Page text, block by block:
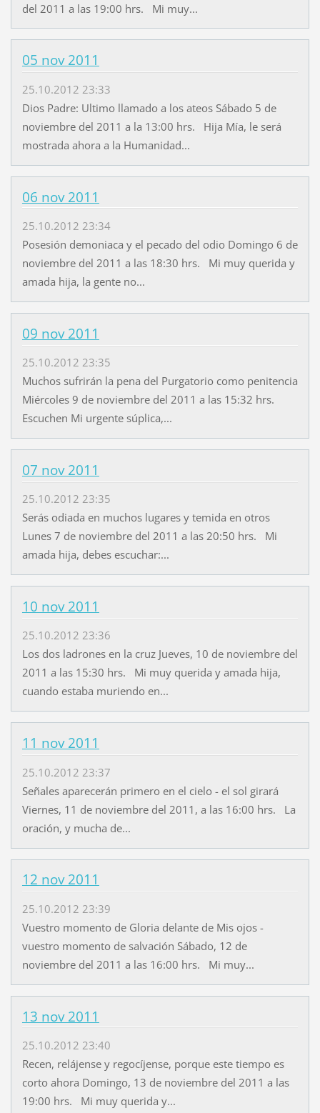
del 2011 a las 19:00 hrs. Mi muy...
05 nov 2011
25.10.2012 23:33
Dios Padre: Ultimo llamado a los ateos Sábado 5 de
noviembre del 2011 a la 13:00 hrs. Hija Mía, le será
mostrada ahora a la Humanidad...
06 nov 2011
25.10.2012 23:34
Posesión demoniaca y el pecado del odio Domingo 6 de
noviembre del 2011 a las 18:30 hrs. Mi muy querida y
amada hija, la gente no...
09 nov 2011
25.10.2012 23:35
Muchos sufrirán la pena del Purgatorio como penitencia
Miércoles 9 de noviembre del 2011 a las 15:32 hrs.
Escuchen Mi urgente súplica,...
07 nov 2011
25.10.2012 23:35
Serás odiada en muchos lugares y temida en otros
Lunes 7 de noviembre del 2011 a las 20:50 hrs. Mi
amada hija, debes escuchar:...
10 nov 2011
25.10.2012 23:36
Los dos ladrones en la cruz Jueves, 10 de noviembre del
2011 a las 15:30 hrs. Mi muy querida y amada hija,
cuando estaba muriendo en...
11 nov 2011
25.10.2012 23:37
Señales aparecerán primero en el cielo - el sol girará
Viernes, 11 de noviembre del 2011, a las 16:00 hrs. La
oración, y mucha de...
12 nov 2011
25.10.2012 23:39
Vuestro momento de Gloria delante de Mis ojos -
vuestro momento de salvación Sábado, 12 de
noviembre del 2011 a las 16:00 hrs. Mi muy...
13 nov 2011
25.10.2012 23:40
Recen, relájense y regocíjense, porque este tiempo es
corto ahora Domingo, 13 de noviembre del 2011 a las
19:00 hrs. Mi muy querida y...